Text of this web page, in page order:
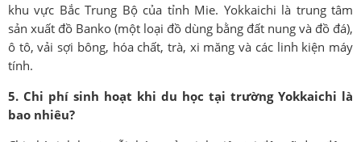
khu vực Bắc Trung Bộ của tỉnh Mie. Yokkaichi là trung tâm
sản xuất đồ Banko (một loại đồ dùng bằng đất nung và đồ đá),
ô tô, vải sợi bông, hóa chất, trà, xi măng và các linh kiện máy
tính.
5. Chi phí sinh hoạt khi du học tại trường Yokkaichi là
bao nhiêu?